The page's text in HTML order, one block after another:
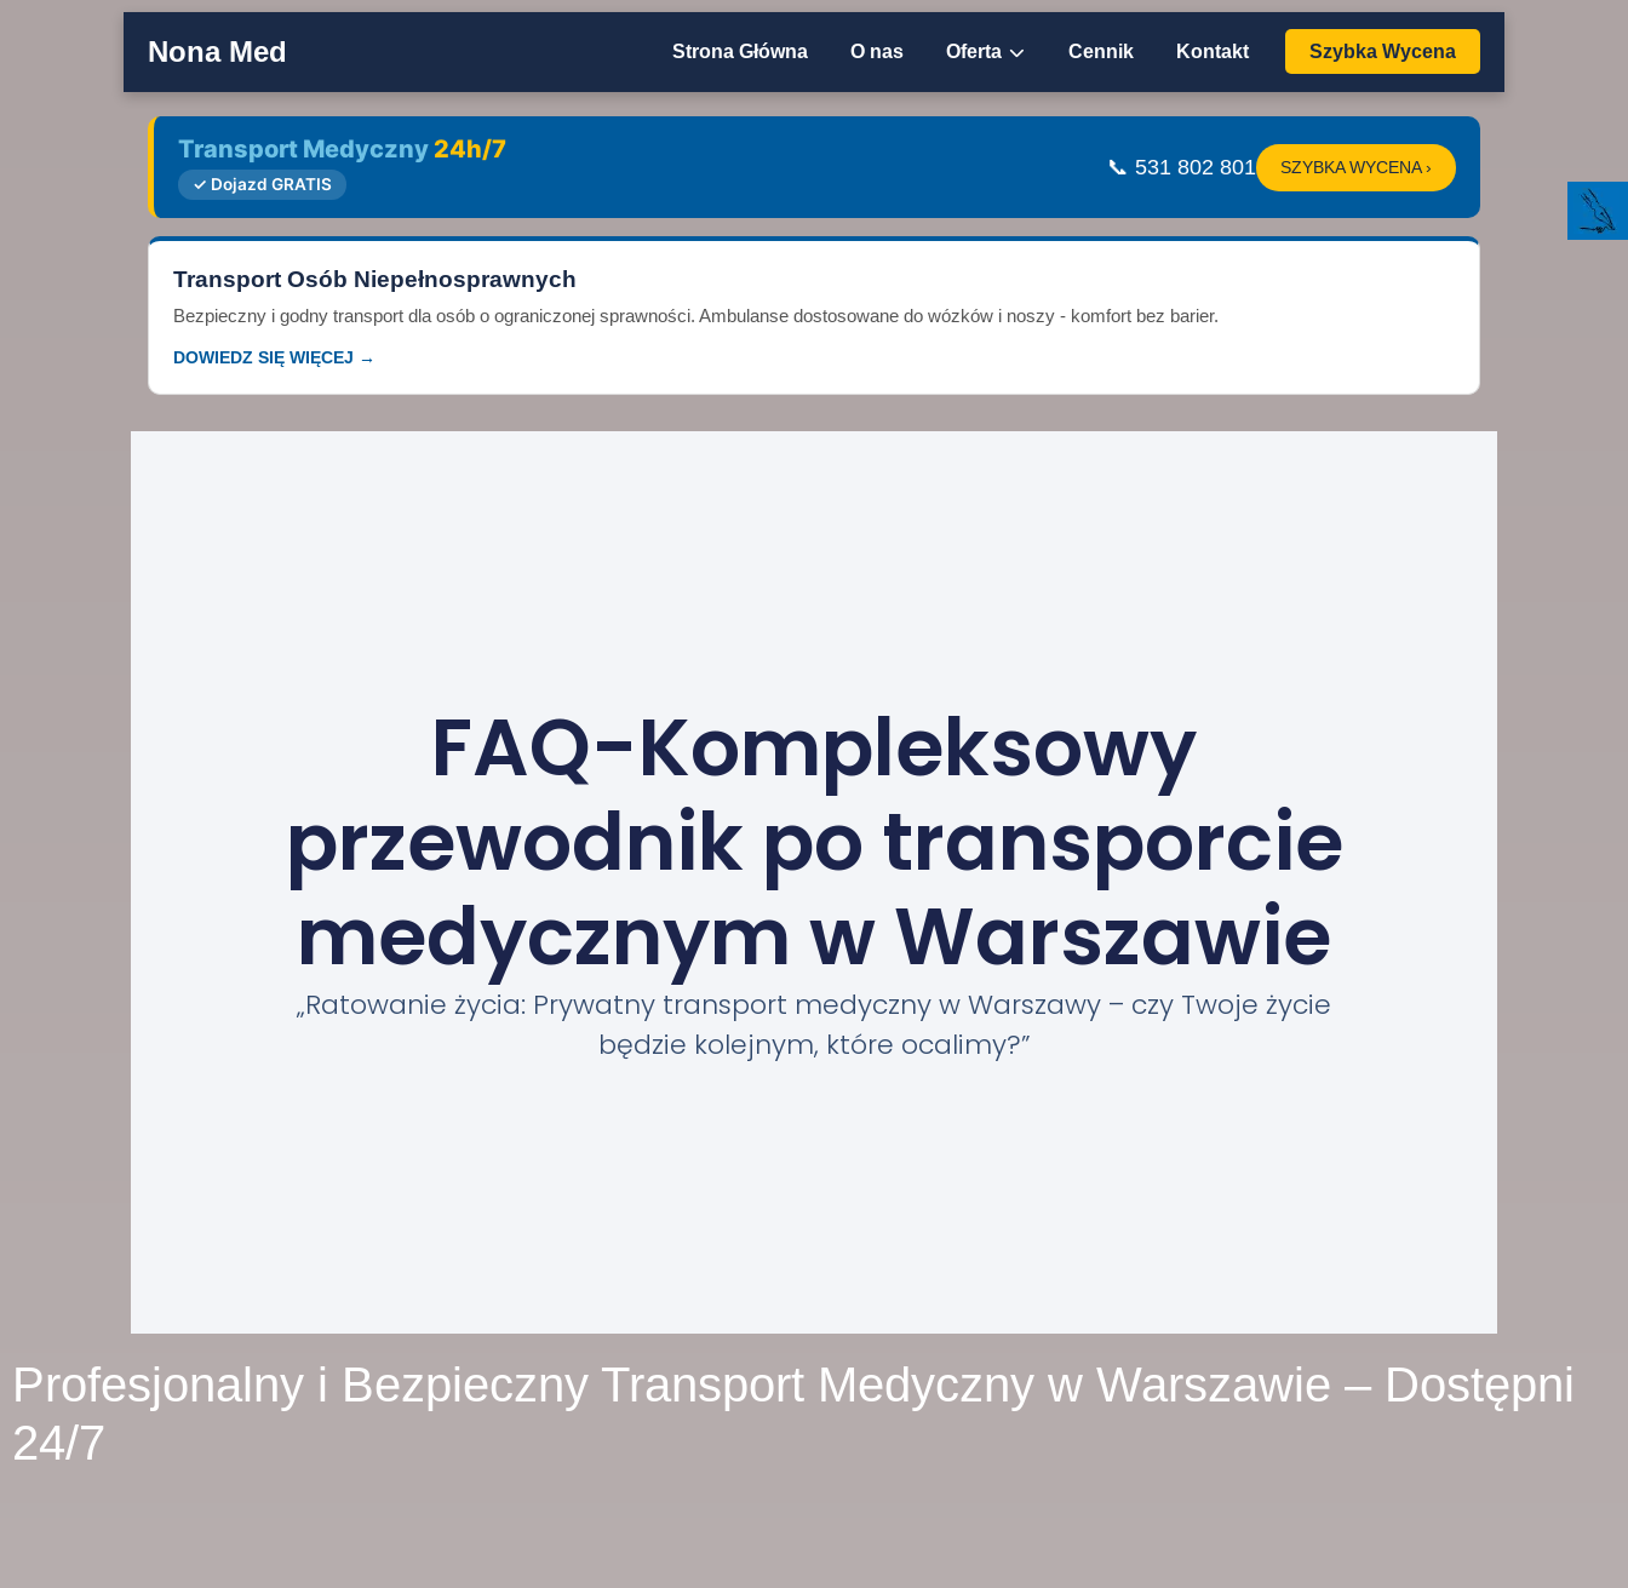
Nona Med Strona Główna O nas Oferta Cennik Kontakt Szybka Wycena
Transport Medyczny 24h/7
✓ Dojazd GRATIS
📞 531 802 801 SZYBKA WYCENA ›
Transport Osób Niepełnosprawnych
Bezpieczny i godny transport dla osób o ograniczonej sprawności. Ambulanse dostosowane do wózków i noszy - komfort bez barier.
DOWIEDZ SIĘ WIĘCEJ →
FAQ-Kompleksowy
przewodnik po transporcie
medycznym w Warszawie
„Ratowanie życia: Prywatny transport medyczny w Warszawy – czy Twoje życie
będzie kolejnym, które ocalimy?”
Profesjonalny i Bezpieczny Transport Medyczny w Warszawie – Dostępni
24/7